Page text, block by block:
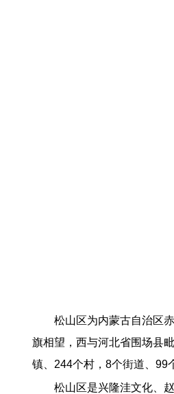
松山区为内蒙古自治区
旗相望，西与河北省围场县
镇、244个村，8个街道、99
松山区是兴隆洼文化、